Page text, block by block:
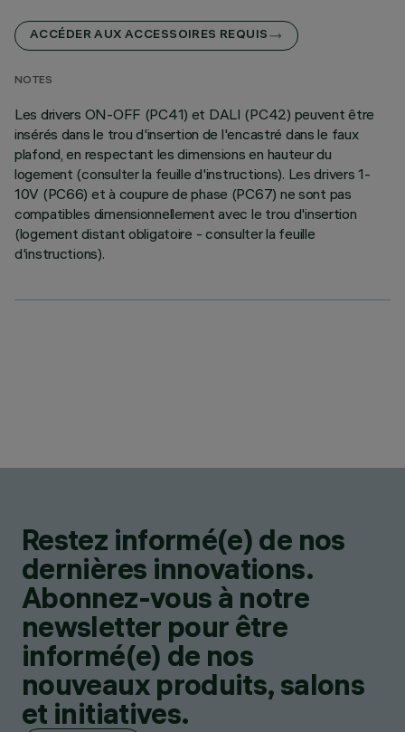
ACCÉDER AUX ACCESSOIRES REQUIS
NOTES
Les drivers ON-OFF (PC41) et DALI (PC42) peuvent être
insérés dans le trou d'insertion de l'encastré dans le faux
plafond, en respectant les dimensions en hauteur du
logement (consulter la feuille d'instructions). Les drivers 1-
10V (PC66) et à coupure de phase (PC67) ne sont pas
compatibles dimensionnellement avec le trou d'insertion
(logement distant obligatoire - consulter la feuille
d'instructions).
Restez informé(e) de nos
dernières innovations.
Abonnez-vous à notre
newsletter pour être
informé(e) de nos
nouveaux produits, salons
et initiatives.